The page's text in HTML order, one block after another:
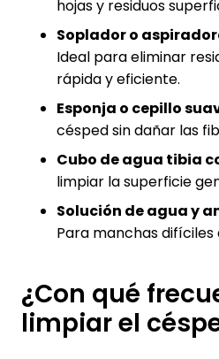
hojas y residuos
Soplador o
Ideal para eliminar
rápida y eficiente.
Esponja o cepillo
césped sin dañar las
Cubo de agua tibia
limpiar la superficie
Solución de agua y
Para manchas difíciles
¿Con qué
limpiar el